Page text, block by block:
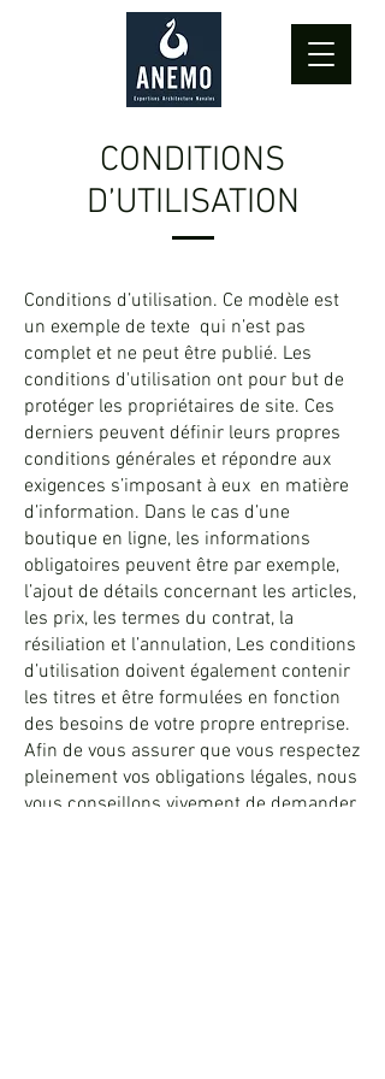
CONDITIONS
D’UTILISATION
Conditions d’utilisation. Ce modèle est
un exemple de texte qui n’est pas
complet et ne peut être publié. Les
conditions d'utilisation ont pour but de
protéger les propriétaires de site. Ces
derniers peuvent définir leurs propres
conditions générales et répondre aux
exigences s’imposant à eux en matière
d’information. Dans le cas d’une
boutique en ligne, les informations
obligatoires peuvent être par exemple,
l’ajout de détails concernant les articles,
les prix, les termes du contrat, la
résiliation et l’annulation, Les conditions
d’utilisation doivent également contenir
les titres et être formulées en fonction
des besoins de votre propre entreprise.
Afin de vous assurer que vous respectez
pleinement vos obligations légales, nous
vous conseillons vivement de demander